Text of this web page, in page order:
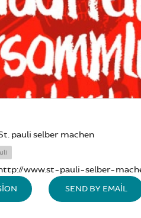
pauli selber machen
www.st-pauli-selber-
SEND BY EMAIL